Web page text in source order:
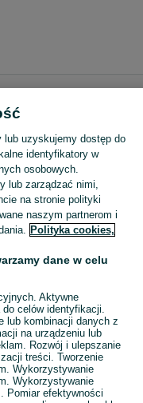
uzyskujemy dostęp do
identyfikatory w
osobowych.
lub zarządzać nimi,
na stronie polityki
naszym partnerom i
Polityka cookies,
dane w celu
Aktywne
celów identyfikacji.
lub kombinacji danych z
na urządzeniu lub
Rozwój i ulepszanie
treści. Tworzenie
Wykorzystywanie
Wykorzystywanie
Pomiar efektywności